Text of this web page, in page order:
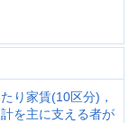
り家賃(10区分)，
を主に支える者が